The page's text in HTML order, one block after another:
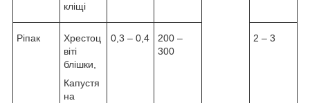
кліщі
Ріпак
Хрестоц
віті
блішки,
Капустя
на
0,3 – 0,4
200 –
300
2 – 3